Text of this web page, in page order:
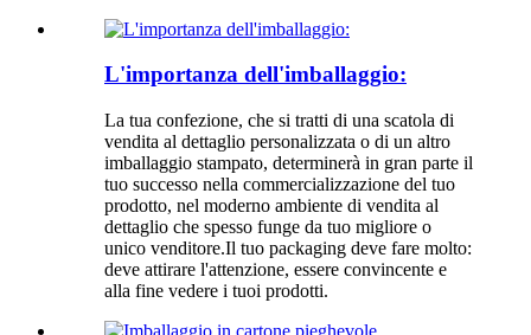
L'importanza dell'imballaggio:
La tua confezione, che si tratti di una scatola di
vendita al dettaglio personalizzata o di un altro
imballaggio stampato, determinerà in gran parte il
tuo successo nella commercializzazione del tuo
prodotto, nel moderno ambiente di vendita al
dettaglio che spesso funge da tuo migliore o
unico venditore.Il tuo packaging deve fare molto:
deve attirare l'attenzione, essere convincente e
alla fine vedere i tuoi prodotti.